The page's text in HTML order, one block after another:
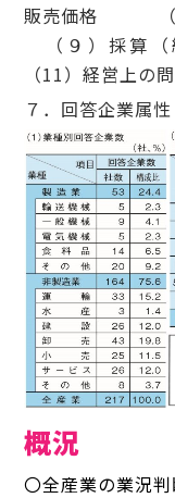
販売価格 （
（９）採算
（11）経営上の
７．回答企業属性
概況
〇全産業の業況